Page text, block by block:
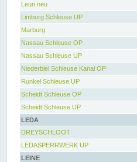
Leun neu
Limburg Schleuse UP
Marburg
Nassau Schleuse OP
Nassau Schleuse UP
Niederbiel Schleuse Kanal OP
Runkel Schleuse UP
Scheidt Schleuse OP
Scheidt Schleuse UP
LEDA
DREYSCHLOOT
LEDASPERRWERK UP
LEINE